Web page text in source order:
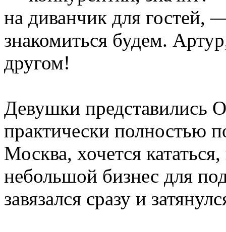
на диванчик для гостей,
знакомиться будем.
другом!
Девушки представились
практически полностью
Москва, хочется
небольшой бизнес для
завязался сразу и